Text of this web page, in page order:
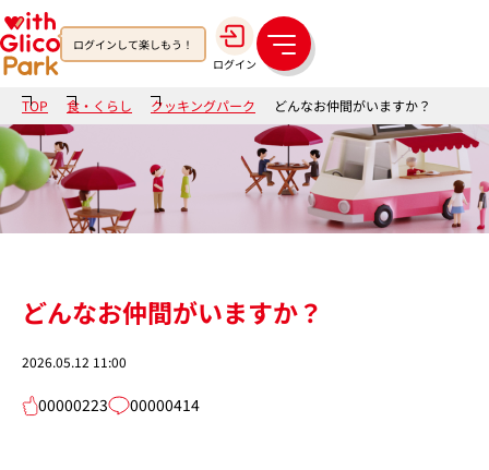
ログインして楽しもう！
ログイン
メ
ニ
ュ
ー
TOP 食・くらし クッキングパーク どんなお仲間がいますか？
どんなお仲間がいますか？
2026.05.12 11:00
00000223 00000414